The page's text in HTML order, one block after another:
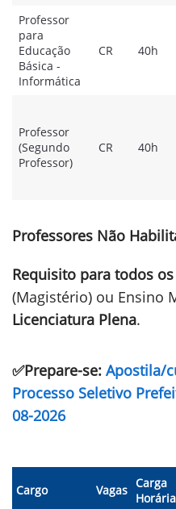
Professor
para
Educação
Básica -
Informática
CR 40h
Professor
(Segundo
Professor)
CR 40h
Professores Não
Requisito para todos
(Magistério) ou Ensino
Licenciatura Plena.
✅Prepare-se: Apostila/
Processo Seletivo
08-2026
Cargo Vagas Carga
Horária